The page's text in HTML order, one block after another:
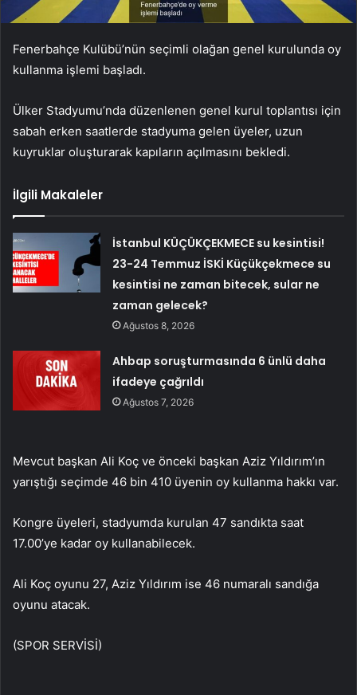
Fenerbahçe Kulübü’nün seçimli olağan genel kurulunda oy
kullanma işlemi başladı.
Ülker Stadyumu’nda düzenlenen genel kurul toplantısı için
sabah erken saatlerde stadyuma gelen üyeler, uzun
kuyruklar oluşturarak kapıların açılmasını bekledi.
İlgili Makaleler
İstanbul KÜÇÜKÇEKMECE su kesintisi!
23-24 Temmuz İSKİ Küçükçekmece su
kesintisi ne zaman bitecek, sular ne
zaman gelecek?
Ağustos 8, 2026
Ahbap soruşturmasında 6 ünlü daha
ifadeye çağrıldı
Ağustos 7, 2026
Mevcut başkan Ali Koç ve önceki başkan Aziz Yıldırım’ın
yarıştığı seçimde 46 bin 410 üyenin oy kullanma hakkı var.
Kongre üyeleri, stadyumda kurulan 47 sandıkta saat
17.00’ye kadar oy kullanabilecek.
Ali Koç oyunu 27, Aziz Yıldırım ise 46 numaralı sandığa
oyunu atacak.
(SPOR SERVİSİ)